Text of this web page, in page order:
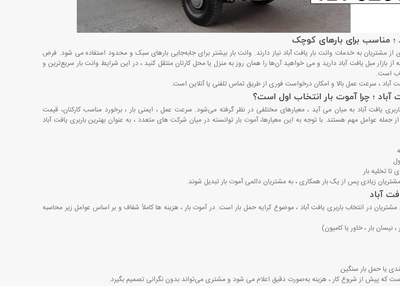
؛ مناسب برای بارهای کوچک
از مشتریان به خدمات وانت بار یافت آباد نیاز دارند. وانت بار بیشتر برای جابه‌جایی بارهای سبک و محدود استفاده می‌ شود. فرض
بازار مبل یافت آباد دارید و می‌ خواهید آن‌ها را همان روز به منزل یا محل کارتان منتقل کنید ، در این شرایط وانت بار سریع‌ترین و
است.
آباد ، سرعت عمل بالا و امکان درخواست فوری از طریق تماس تلفنی یا آنلاین است.
آباد ؛ چرا آموت بار انتخاب اول است؟
یافت آباد به میان می ‌آید ، معیارهای مختلفی در نظر گرفته می‌شود. سرعت عمل ، ایمنی بار ، برخورد مناسب کارکنان، قیمت
جمله عوامل مهم هستند. با توجه به این معیارها، آموت بار توانسته در میان شرکت ‌های متعدد ، به عنوان بهترین باربری یافت آباد
تخلیه بار
زیادی پس از یک ‌بار همکاری ، به مشتریان دائمی آموت بار تبدیل شوند.
آباد
در انتخاب باربری یافت آباد ، موضوع کرایه حمل بار است. در آموت بار ، هزینه ‌ها کاملاً شفاف و بر اساس عوامل زیر محاسبه
نیسان بار ، خاور یا کامیون)
یا حمل بار سنگین
که پیش از شروع کار ، هزینه به‌صورت دقیق اعلام می ‌شود و مشتری می‌تواند بدون نگرانی تصمیم بگیرد.